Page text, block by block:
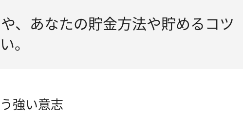
、あなたの貯金方法や貯めるコツ
。
強い意志